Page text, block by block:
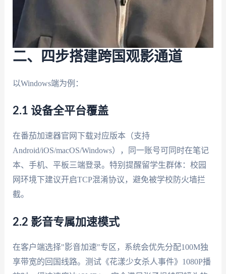
二、四步搭建跨国观影通道
以Windows端为例：
2.1 设备全平台覆盖
在番茄加速器官网下载对应版本（支持
Android/iOS/macOS/Windows），同一账号可同时在笔记
本、手机、平板三端登录。特别提醒留学生群体：校园
网环境下建议开启TCP混淆协议，避免被学校防火墙拦
截。
2.2 影音专属加速模式
在客户端选择"影音加速"专区，系统会优先分配100M独
享带宽的回国线路。测试《花漾少女杀人事件》1080P播